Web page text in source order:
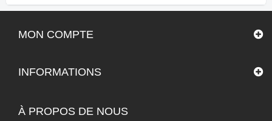
MON COMPTE
INFORMATIONS
À PROPOS DE NOUS